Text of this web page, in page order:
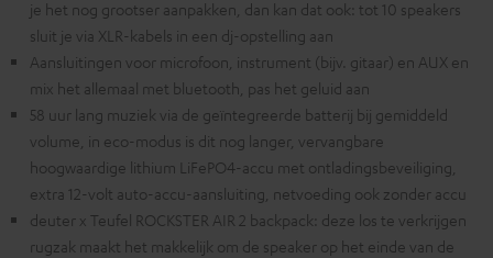
je het nog grootser aanpakken, dan kan dat ook: tot 10 speakers
sluit je via XLR-kabels in een dj-opstelling aan
Aansluitingen voor microfoon, instrument (bijv. gitaar) en AUX en
mix het allemaal met bluetooth, pas het geluid aan
58 uur lang muziek via de geïntegreerde batterij bij gemiddeld
volume, in eco-modus is dit nog langer, vervangbare
hoogwaardige lithium LiFePO4-accu met ontladingsbeveiliging,
extra 12-volt auto-accu-aansluiting, netvoeding ook zonder accu
deuter x Teufel ROCKSTER AIR 2 backpack: deze los te verkrijgen
rugzak maakt het makkelijk om de speaker op het einde van de